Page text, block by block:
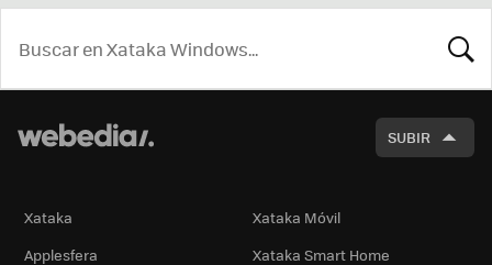
SUBIR
Xataka
Xataka Móvil
Applesfera
Xataka Smart Home